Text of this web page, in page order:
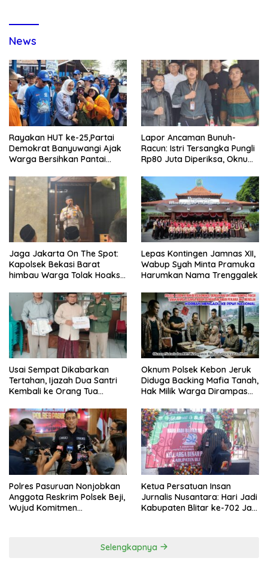
News
Rayakan HUT ke-25,Partai
Demokrat Banyuwangi Ajak
Warga Bersihkan Pantai
Lapor Ancaman Bunuh-
Racun: Istri Tersangka Pungli
Rp80 Juta Diperiksa, Oknum
Disdagperin
Jaga Jakarta On The Spot:
Kapolsek Bekasi Barat
himbau Warga Tolak Hoaks
Sholat Jumat
Lepas Kontingen Jamnas XII,
Wabup Syah Minta Pramuka
Harumkan Nama Trenggalek
Usai Sempat Dikabarkan
Tertahan, Ijazah Dua Santri
Kembali ke Orang Tua
Oknum Polsek Kebon Jeruk
Diduga Backing Mafia Tanah,
Hak Milik Warga Dirampas
Polres Pasuruan Nonjobkan
Anggota Reskrim Polsek Beji,
Wujud Komitmen
Ketua Persatuan Insan
Jurnalis Nusantara: Hari Jadi
Kabupaten Blitar ke-702 Jadi
Selengkapnya